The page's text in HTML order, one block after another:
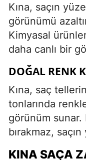
Kına, saçın
görünümü
Kimyasal
daha canlı bir
DOĞAL RENK
Kına, saç
tonlarında
görünüm
bırakmaz, saçın
KINA SAÇA